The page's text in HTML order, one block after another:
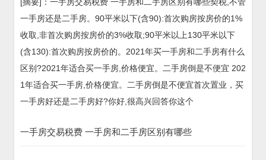
一手房还是二手房。90平米以下(含90):首次购房按房价的1%
收取,非首次购房按房价的3%收取;90平米以上130平米以下
(含130):首次购房按房价的。2021年买一手房和二手房有什么
区别?2021年适合买一手房,价格便宜。二手房倒是不便宜 202
1年适合买一手房,价格便宜。二手房倒是不便宜首次置业，买
一手房好还是二手房好?你好,很高兴回答你这个
一手房交易税费 一手房和二手房区别有哪些